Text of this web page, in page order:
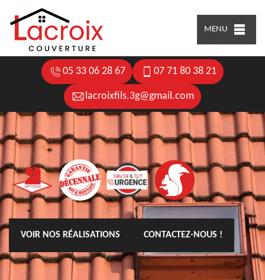
MENU
05 33 06 28 67 07 71 80 38 21
lacroixfils.3g@gmail.com
VOIR NOS RÉALISATIONS CONTACTEZ-NOUS !